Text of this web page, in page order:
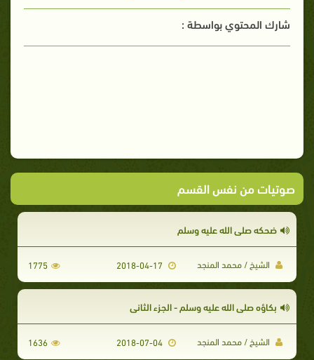
شارك المحتوي بواسطة :
صوتيات من نفس القسم
ضحكه صلى الله عليه وسلم
الشيخ / محمد المنجد 1775
بكاؤه صلى الله عليه وسلم - الجزء الثاني
الشيخ / محمد المنجد 1636